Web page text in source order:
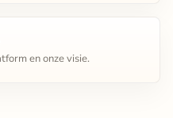
en onze visie.